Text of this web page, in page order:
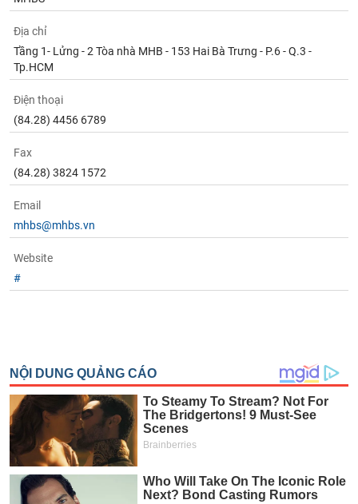
Địa chỉ
Tầng 1- Lửng - 2 Tòa nhà MHB - 153 Hai Bà Trưng - P.6 - Q.3 -
Tp.HCM
Điện thoại
(84.28) 4456 6789
Fax
(84.28) 3824 1572
Email
mhbs@mhbs.vn
Website
#